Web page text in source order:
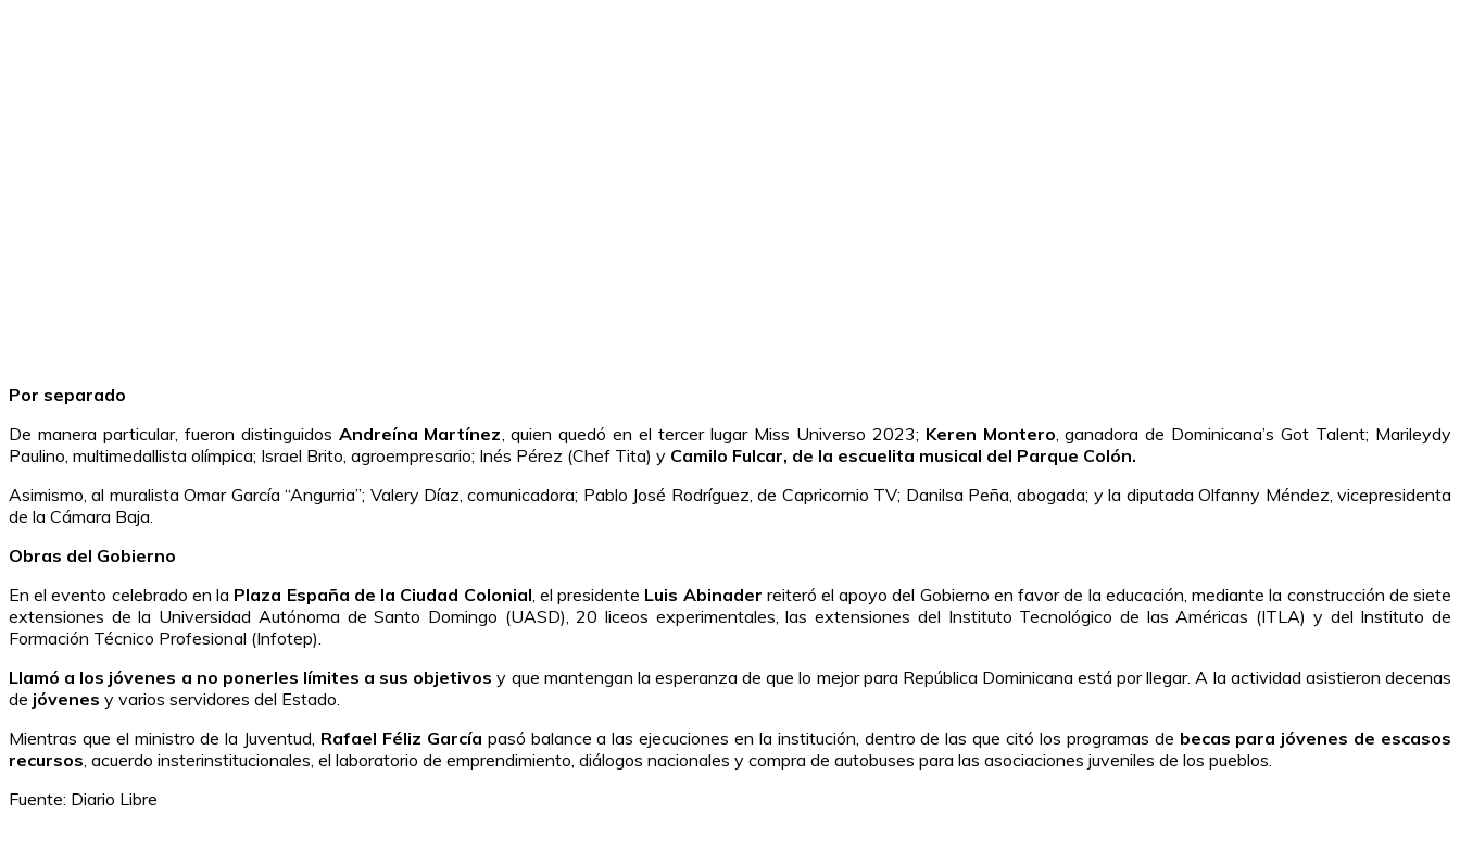
Por separado
De manera particular, fueron distinguidos Andreína Martínez , quien quedó en el tercer lugar Miss Universo 2023; Keren Montero , ganadora de Dominicana’s Got Talent; Marileydy
Paulino, multimedallista olímpica; Israel Brito, agroempresario; Inés Pérez (Chef Tita) y Camilo Fulcar, de la escuelita musical del Parque Colón.
Asimismo, al muralista Omar García “Angurria”; Valery Díaz, comunicadora; Pablo José Rodríguez, de Capricornio TV; Danilsa Peña, abogada; y la diputada Olfanny Méndez, vicepresidenta
de la Cámara Baja.
Obras del Gobierno
En el evento celebrado en la Plaza España de la Ciudad Colonial , el presidente Luis Abinader reiteró el apoyo del Gobierno en favor de la educación, mediante la construcción de siete
extensiones de la Universidad Autónoma de Santo Domingo (UASD), 20 liceos experimentales, las extensiones del Instituto Tecnológico de las Américas (ITLA) y del Instituto de
Formación Técnico Profesional (Infotep).
Llamó a los jóvenes a no ponerles límites a sus objetivos y que mantengan la esperanza de que lo mejor para República Dominicana está por llegar. A la actividad asistieron decenas
de jóvenes y varios servidores del Estado.
Mientras que el ministro de la Juventud, Rafael Féliz García pasó balance a las ejecuciones en la institución, dentro de las que citó los programas de becas para jóvenes de escasos
recursos , acuerdo insterinstitucionales, el laboratorio de emprendimiento, diálogos nacionales y compra de autobuses para las asociaciones juveniles de los pueblos.
Fuente: Diario Libre